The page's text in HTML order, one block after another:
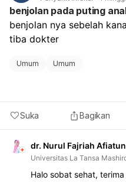
benjolan pada puting
benjolan nya sebelah
tiba dokter
Umum Umum
Suka Bagikan
dr. Nurul Fajriah
Universitas La Tansa
Halo sobat sehat,